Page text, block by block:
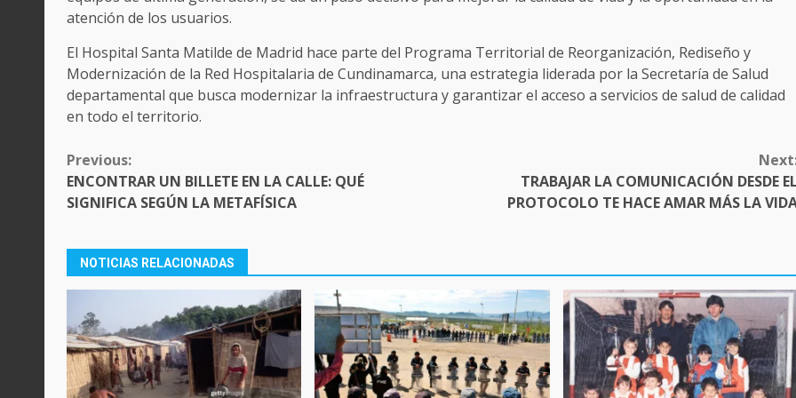
atención de los usuarios.
El Hospital Santa Matilde de Madrid hace parte del Programa Territorial de Reorganización, Rediseño y
Modernización de la Red Hospitalaria de Cundinamarca, una estrategia liderada por la Secretaría de Salud
departamental que busca modernizar la infraestructura y garantizar el acceso a servicios de salud de calidad
en todo el territorio.
CONTINUE
READING
Previous:
ENCONTRAR UN BILLETE EN LA CALLE: QUÉ
SIGNIFICA SEGÚN LA METAFÍSICA
TRABAJAR LA COMUNICACIÓN DESDE EL
PROTOCOLO TE HACE AMAR MÁS LA
NOTICIAS RELACIONADAS